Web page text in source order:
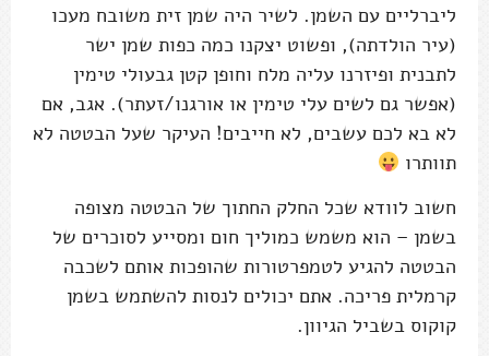
ליברליים עם השמן. לשיר היה שמן זית משובח מעכו
(עיר הולדתה), ופשוט יצקנו כמה כפות שמן ישר
לתבנית ופיזרנו עליה מלח וחופן קטן גבעולי טימין
(אפשר גם לשים עלי טימין או אורגנו/זעתר). אגב, אם
לא בא לכם עשבים, לא חייבים! העיקר שעל הבטטה לא
תוותרו
חשוב לוודא שכל החלק החתוך של הבטטה מצופה
בשמן – הוא משמש כמוליך חום ומסייע לסוכרים של
הבטטה להגיע לטמפרטורות שהופכות אותם לשכבה
קרמלית פריכה. אתם יכולים לנסות להשתמש בשמן
קוקוס בשביל הגיוון.